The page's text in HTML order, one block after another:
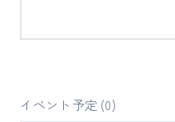
イベント予定 (0)